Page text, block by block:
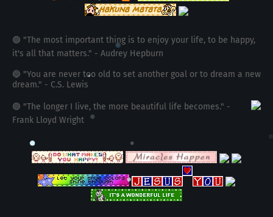
🟢 "The most important thing is to enjoy your life, to be happy,
it's all that matters." - Audrey Hepburn
🔵 "You are never too old to set another goal or to dream a new
dream." - C.S. Lewis
🟣 "The longer I live, the more beautiful life becomes." -
Frank Lloyd Wright